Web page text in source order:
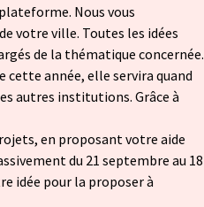
Nous vous
votre ville. Toutes les idées
de la thématique concernée.
cette année, elle servira quand
autres institutions. Grâce à
en proposant votre aide
du 21 septembre au 18
idée pour la proposer à